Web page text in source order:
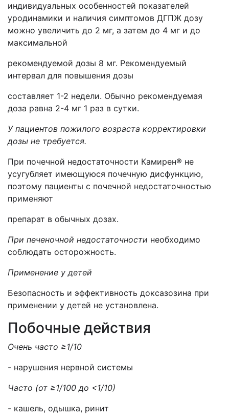
индивидуальных особенностей показателей
уродинамики и наличия симптомов ДГПЖ дозу
можно увеличить до 2 мг, а затем до 4 мг и до
максимальной
рекомендуемой дозы 8 мг. Рекомендуемый
интервал для повышения дозы
составляет 1-2 недели. Обычно рекомендуемая
доза равна 2-4 мг 1 раз в сутки.
У пациентов пожилого возраста корректировки
дозы не требуется.
При почечной недостаточности Камирен® не
усугубляет имеющуюся почечную дисфункцию,
поэтому пациенты с почечной недостаточностью
применяют
препарат в обычных дозах.
При печеночной недостаточности необходимо
соблюдать осторожность.
Применение у детей
Безопасность и эффективность доксазозина при
применении у детей не установлена.
Побочные действия
Очень часто ≥1/10
- нарушения нервной системы
Часто (от ≥1/100 до <1/10)
- кашель, одышка, ринит